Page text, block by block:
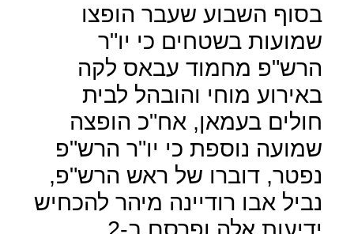
בסוף השבוע שעבר הופצו
שמועות בשטחים כי יו"ר
הרש"פ מחמוד עבאס לקה
באירוע מוחי והובהל לבית
חולים בעמאן, אח"כ הופצה
שמועה נוספת כי יו"ר הרש"פ
נפטר, דוברו של ראש הרש"פ,
נביל אבו רודיינה מיהר להכחיש